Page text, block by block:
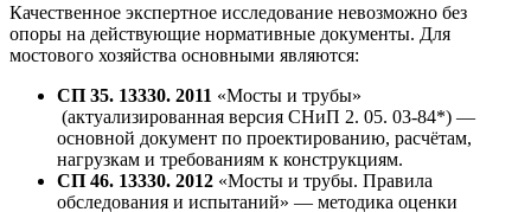
Качественное экспертное исследование невозможно без
опоры на действующие нормативные документы. Для
мостового хозяйства основными являются:
СП 35. 13330. 2011 «Мосты и трубы»
(актуализированная версия СНиП 2. 05. 03-84*) —
основной документ по проектированию, расчётам,
нагрузкам и требованиям к конструкциям.
СП 46. 13330. 2012 «Мосты и трубы. Правила
обследования и испытаний» — методика оценки